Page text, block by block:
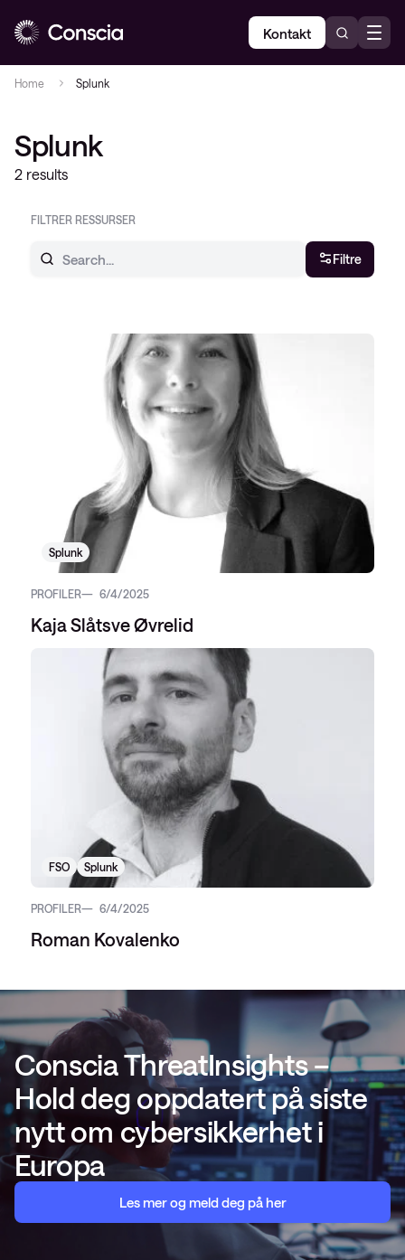
Kontakt
Home Splunk
Splunk
2 results
FILTRER RESSURSER
Filtre
Splunk
PROFILER 6/4/2025
Kaja Slåtsve Øvrelid
FSO Splunk
PROFILER 6/4/2025
Roman Kovalenko
Conscia ThreatInsights –
Hold deg oppdatert på siste
nytt om cybersikkerhet i
Europa
Les mer og meld deg på her